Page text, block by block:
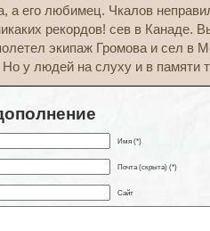
а его любимец. Чкалов
рекордов! сев в Канаде.
экипаж Громова и сел в
Но у людей на слуху и в памяти
Имя (*)
Почта (скрыта) (*)
Сайт